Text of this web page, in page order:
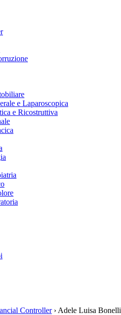
e Laparoscopica
e Ricostruttiva
Controller› Adele Luisa Bonelli